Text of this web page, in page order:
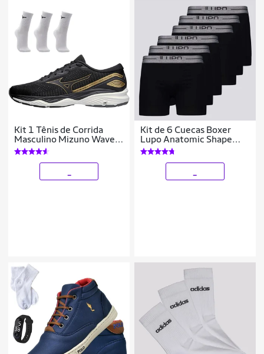
Kit 1 Tênis de Corrida
Masculino Mizuno Wave
Falcon 5 e 3 Pares de
Meia Cano Médio
Kit de 6 Cuecas Boxer
Lupo Anatomic Shape
Preta e Cinza